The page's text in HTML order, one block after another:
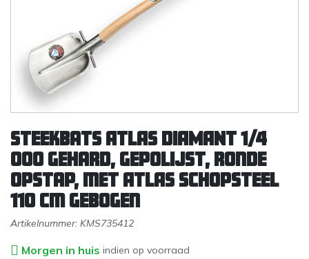
Steekbats ATLAS DIAMANT 1/4
000 gehard, gepolijst, ronde
opstap, met ATLAS schopsteel
110 cm gebogen
Artikelnummer: KMS735412
Morgen in huis indien op voorraad